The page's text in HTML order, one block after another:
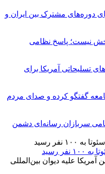
دوره‌های مشترک بین ایران و
نیست؛ پاسخ نظامی
تسلیحاتی آمریکا برای
جامعه گفتگو کرده و صدای مردم
سربازان رسانه‌ای دشمن
رسید